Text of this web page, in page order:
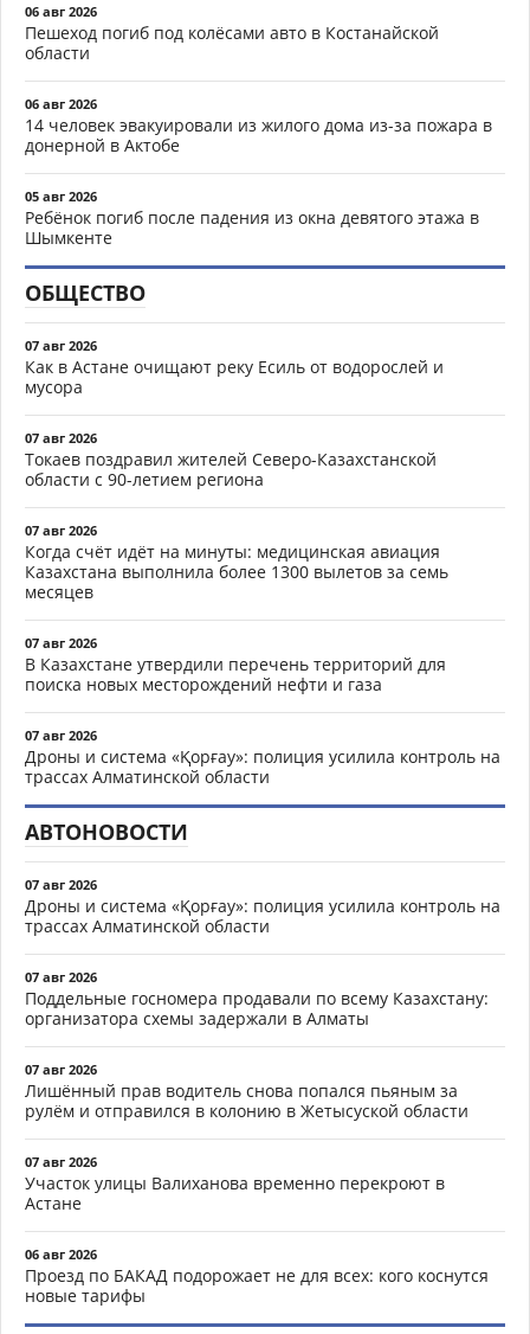
06 авг 2026
Пешеход погиб под колёсами авто в Костанайской
области
06 авг 2026
14 человек эвакуировали из жилого дома из-за пожара в
донерной в Актобе
05 авг 2026
Ребёнок погиб после падения из окна девятого этажа в
Шымкенте
ОБЩЕСТВО
07 авг 2026
Как в Астане очищают реку Есиль от водорослей и
мусора
07 авг 2026
Токаев поздравил жителей Северо-Казахстанской
области с 90-летием региона
07 авг 2026
Когда счёт идёт на минуты: медицинская авиация
Казахстана выполнила более 1300 вылетов за семь
месяцев
07 авг 2026
В Казахстане утвердили перечень территорий для
поиска новых месторождений нефти и газа
07 авг 2026
Дроны и система «Қорғау»: полиция усилила контроль на
трассах Алматинской области
АВТОНОВОСТИ
07 авг 2026
Дроны и система «Қорғау»: полиция усилила контроль на
трассах Алматинской области
07 авг 2026
Поддельные госномера продавали по всему Казахстану:
организатора схемы задержали в Алматы
07 авг 2026
Лишённый прав водитель снова попался пьяным за
рулём и отправился в колонию в Жетысуской области
07 авг 2026
Участок улицы Валиханова временно перекроют в
Астане
06 авг 2026
Проезд по БАКАД подорожает не для всех: кого коснутся
новые тарифы